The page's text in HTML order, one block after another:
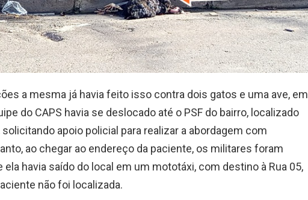
a mesma já havia feito isso contra dois gatos e uma ave, em
do CAPS havia se deslocado até o PSF do bairro, localizado
solicitando apoio policial para realizar a abordagem com
ao chegar ao endereço da paciente, os militares foram
havia saído do local em um mototáxi, com destino à Rua 05,
não foi localizada.